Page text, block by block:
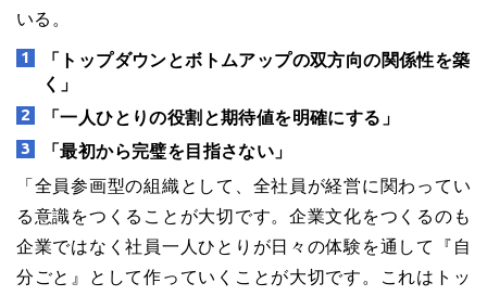
いる。
「トップダウンとボトムアップの双方向の関係性を築
く」
「一人ひとりの役割と期待値を明確にする」
「最初から完璧を目指さない」
「全員参画型の組織として、全社員が経営に関わってい
る意識をつくることが大切です。企業文化をつくるのも
企業ではなく社員一人ひとりが日々の体験を通して『自
分ごと』として作っていくことが大切です。これはトッ